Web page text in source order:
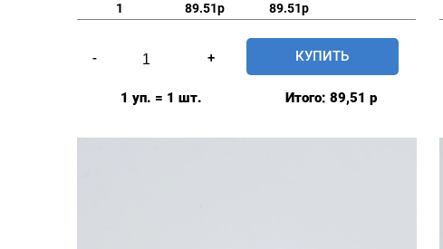
1
89.51р 89.51р
-
товара
Хольнитены
с
+ КУПИТЬ
1 уп. = 1 шт. Итого: 89,51 р